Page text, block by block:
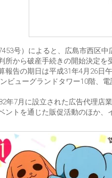
号）によると、広島市西区
所から破産手続きの開始決定を
報告の期日は平成31年4月26日
ビューグランドタワー10階、電
年7月に設立された広告代理店
ントを通じた販促活動のほか、